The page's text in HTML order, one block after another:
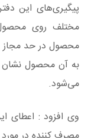
پیگیری‌های این
مختلف روی محصول
محصول در حد مجاز
به آن محصول نشان
می‌شود.
وی افزود : اعطای